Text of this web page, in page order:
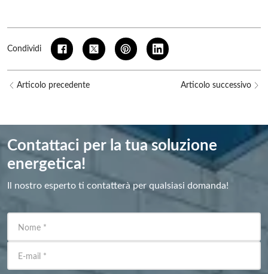
Condividi
Articolo precedente Articolo successivo
Contattaci per la tua soluzione
energetica!
Il nostro esperto ti contatterà per qualsiasi domanda!
Nome *
E-mail *